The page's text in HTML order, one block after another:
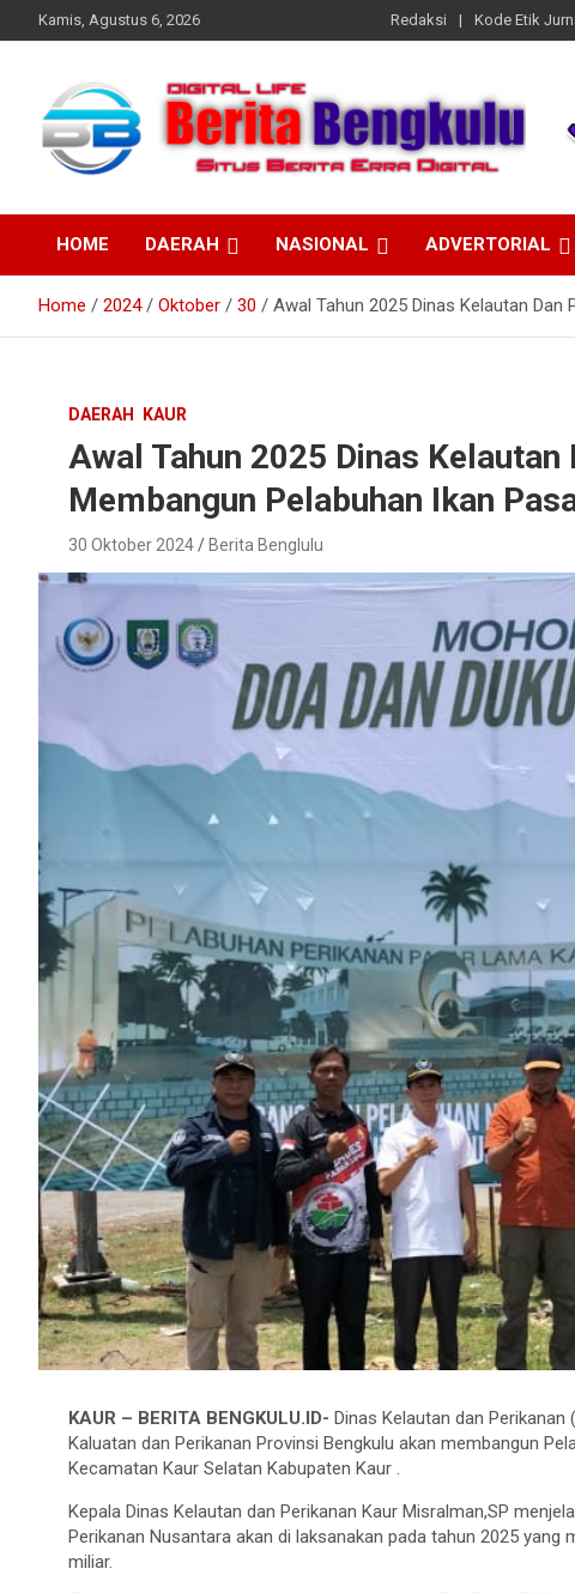
to
Kamis, Agustus 6, 2026 Redaksi Kode Etik
Beritabengkulu.id
HOME DAERAH NASIONAL ADVERTORIAL
Home 2024 Oktober 30 Awal Tahun 2025 Dinas Kelautan Dan
DAERAH KAUR
Awal Tahun 2025 Dinas
Membangun Pelabuhan Ikan
30 Oktober 2024 Berita Benglulu
KAUR – BERITA BENGKULU.ID- Dinas Kelautan dan Perikanan
Kaluatan dan Perikanan Provinsi Bengkulu akan membangun
Kecamatan Kaur Selatan Kabupaten Kaur .
Kepala Dinas Kelautan dan Perikanan Kaur Misralman,SP
Perikanan Nusantara akan di laksanakan pada tahun 2025 yang
miliar.